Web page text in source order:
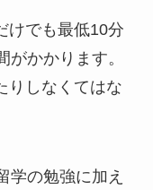
けでも最低10分
がかかり ます。
りしなくてはな
学の勉強に加え